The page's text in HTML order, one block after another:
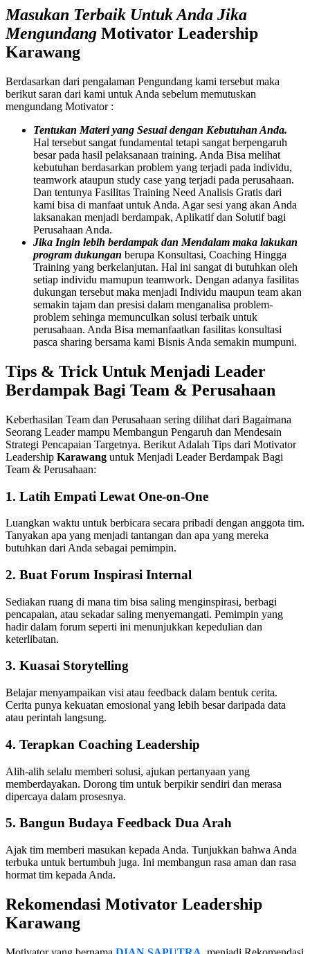
Masukan Terbaik Untuk Anda Jika
Mengundang Motivator Leadership
Karawang
Berdasarkan dari pengalaman Pengundang kami tersebut maka
berikut saran dari kami untuk Anda sebelum memutuskan
mengundang Motivator :
Tentukan Materi yang Sesuai dengan Kebutuhan Anda.
Hal tersebut sangat fundamental tetapi sangat berpengaruh
besar pada hasil pelaksanaan training. Anda Bisa melihat
kebutuhan berdasarkan problem yang terjadi pada individu,
teamwork ataupun study case yang terjadi pada perusahaan.
Dan tentunya Fasilitas Training Need Analisis Gratis dari
kami bisa di manfaat untuk Anda. Agar sesi yang akan Anda
laksanakan menjadi berdampak, Aplikatif dan Solutif bagi
Perusahaan Anda.
Jika Ingin lebih berdampak dan Mendalam maka lakukan
program dukungan berupa Konsultasi, Coaching Hingga
Training yang berkelanjutan. Hal ini sangat di butuhkan oleh
setiap individu mamupun teamwork. Dengan adanya fasilitas
dukungan tersebut maka menjadi Individu maupun team akan
semakin tajam dan presisi dalam menganalisa problem-
problem sehinga memunculkan solusi terbaik untuk
perusahaan. Anda Bisa memanfaatkan fasilitas konsultasi
pasca sharing bersama kami Bisnis Anda semakin mumpuni.
Tips & Trick Untuk Menjadi Leader
Berdampak Bagi Team & Perusahaan
Keberhasilan Team dan Perusahaan sering dilihat dari Bagaimana
Seorang Leader mampu Membangun Pengaruh dan Mendesain
Strategi Pencapaian Targetnya. Berikut Adalah Tips dari Motivator
Leadership Karawang untuk Menjadi Leader Berdampak Bagi
Team & Perusahaan:
1. Latih Empati Lewat One-on-One
Luangkan waktu untuk berbicara secara pribadi dengan anggota tim.
Tanyakan apa yang menjadi tantangan dan apa yang mereka
butuhkan dari Anda sebagai pemimpin.
2. Buat Forum Inspirasi Internal
Sediakan ruang di mana tim bisa saling menginspirasi, berbagi
pencapaian, atau sekadar saling menyemangati. Pemimpin yang
hadir dalam forum seperti ini menunjukkan kepedulian dan
keterlibatan.
3. Kuasai Storytelling
Belajar menyampaikan visi atau feedback dalam bentuk cerita.
Cerita punya kekuatan emosional yang lebih besar daripada data
atau perintah langsung.
4. Terapkan Coaching Leadership
Alih-alih selalu memberi solusi, ajukan pertanyaan yang
memberdayakan. Dorong tim untuk berpikir sendiri dan merasa
dipercaya dalam prosesnya.
5. Bangun Budaya Feedback Dua Arah
Ajak tim memberi masukan kepada Anda. Tunjukkan bahwa Anda
terbuka untuk bertumbuh juga. Ini membangun rasa aman dan rasa
hormat tim kepada Anda.
Rekomendasi Motivator Leadership
Karawang